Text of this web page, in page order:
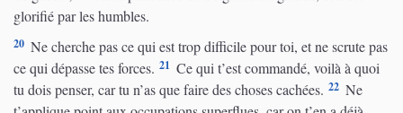
glorifié par les humbles.
20 Ne cherche pas ce qui est trop difficile pour toi, et ne scrute pas
ce qui dépasse tes forces. 21 Ce qui t’est commandé, voilà à quoi
tu dois penser, car tu n’as que faire des choses cachées. 22 Ne